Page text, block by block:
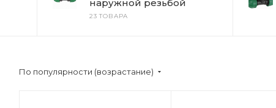
наружной резьбой
23 ТОВАРА
По популярности (возрастание)